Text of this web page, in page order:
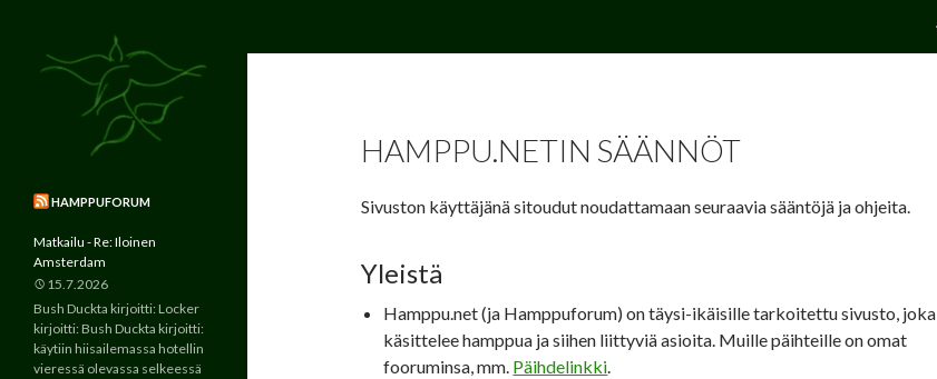
HAMPPU.NETIN SÄÄNNÖT
Sivuston käyttäjänä sitoudut noudattamaan seuraavia sääntöjä ja ohjeita.
Yleistä
Hamppu.net (ja Hamppuforum) on täysi-ikäisille tarkoitettu sivusto, joka
käsittelee hamppua ja siihen liittyviä asioita. Muille päihteille on omat
fooruminsa, mm. Päihdelinkki.
vuodesta 2000.
HAMPPUFORUM
Matkailu - Re: Iloinen
Amsterdam
15.7.2026
Bush Duckta kirjoitti: Locker
kirjoitti: Bush Duckta kirjoitti:
käytiin hiisailemassa hotellin
vieressä olevassa selkeessä